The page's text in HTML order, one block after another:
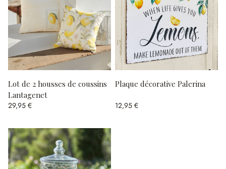
Lot de 2 housses de coussins
Lantagenet
29,95 €
Plaque décorative Palerina
12,95 €